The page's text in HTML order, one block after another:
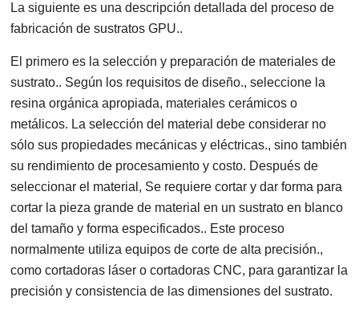
La siguiente es una descripción detallada del proceso de
fabricación de sustratos GPU..
El primero es la selección y preparación de materiales de
sustrato.. Según los requisitos de diseño., seleccione la
resina orgánica apropiada, materiales cerámicos o
metálicos. La selección del material debe considerar no
sólo sus propiedades mecánicas y eléctricas., sino también
su rendimiento de procesamiento y costo. Después de
seleccionar el material, Se requiere cortar y dar forma para
cortar la pieza grande de material en un sustrato en blanco
del tamaño y forma especificados.. Este proceso
normalmente utiliza equipos de corte de alta precisión.,
como cortadoras láser o cortadoras CNC, para garantizar la
precisión y consistencia de las dimensiones del sustrato.